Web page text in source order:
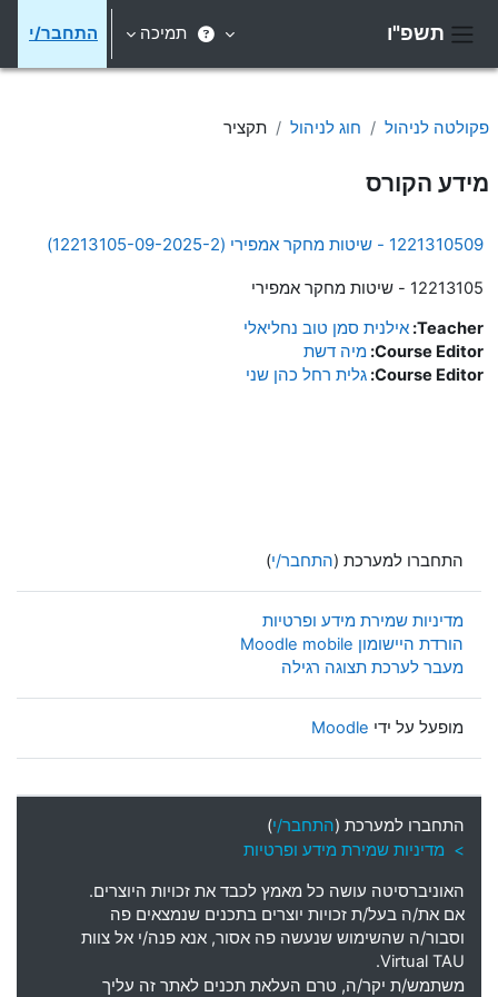
תשפ"ו תמיכה התחבר/י
פקולטה לניהול חוג לניהול תקציר
מידע הקורס
1221310509 - שיטות מחקר אמפירי (12213105-09-2025-2)
12213105 - שיטות מחקר אמפירי
Teacher: אילנית סמן טוב נחליאלי
Course Editor: מיה דשת
Course Editor: גלית רחל כהן שני
התחברו למערכת (התחבר/י)
מדיניות שמירת מידע ופרטיות
הורדת היישומון Moodle mobile
מעבר לערכת תצוגה רגילה
מופעל על ידי Moodle
התחברו למערכת (התחבר/י)
> מדיניות שמירת מידע ופרטיות
האוניברסיטה עושה כל מאמץ לכבד את זכויות היוצרים.
אם את/ה בעל/ת זכויות יוצרים בתכנים שנמצאים פה
וסבור/ה שהשימוש שנעשה פה אסור, אנא פנה/י אל צוות
Virtual TAU.
משתמש/ת יקר/ה, טרם העלאת תכנים לאתר זה עליך